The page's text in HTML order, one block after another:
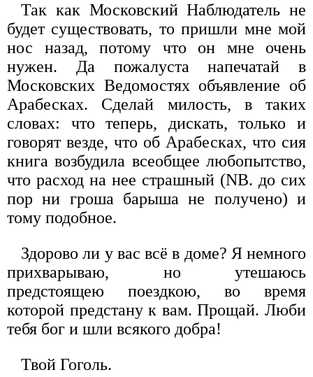
Так как Московский Наблюдатель не
будет существовать, то пришли мне мой
нос назад, потому что он мне очень
нужен. Да пожалуста напечатай в
Московских Ведомостях объявление об
Арабесках. Сделай милость, в таких
словах: что теперь, дискать, только и
говорят везде, что об Арабесках, что сия
книга возбудила всеобщее любопытство,
что расход на нее страшный (NB. до сих
пор ни гроша барыша не получено) и
тому подобное.
Здорово ли у вас всё в доме? Я немного
прихварываю, но утешаюсь
предстоящею поездкою, во время
которой предстану к вам. Прощай. Люби
тебя бог и шли всякого добра!
Твой Гоголь.